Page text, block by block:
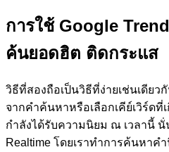
การใช้Google
ค้นยอดฮิต ติดกระแส
วิธีที่สองถือเป็นวิธีที่ง่ายเช่นเดียว
จากคำค้นหาหรือเลือกเคีย์เวิร์ดที่
กำลังได้รับความนิยม ณ เวลานี้ นั่
Realtime โดยเราทำการค้นหาค